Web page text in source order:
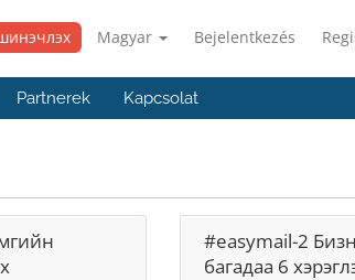
Magyar Bejelentkezés
Partnerek Kapcsolat
#easymail-2
багадаа 6